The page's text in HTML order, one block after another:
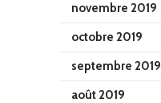
novembre 2019
octobre 2019
septembre 2019
août 2019